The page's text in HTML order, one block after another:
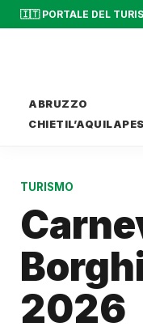
🇮🇹 PORTALE DEL
ABRUZZO
CHIETIL’AQUILA
TURISMO
2026